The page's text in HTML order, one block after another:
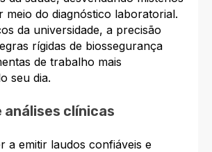
meio do diagnóstico laboratorial.
da universidade, a precisão
rígidas de biossegurança
de trabalho mais
seu dia.
análises clínicas
a emitir laudos confiáveis e